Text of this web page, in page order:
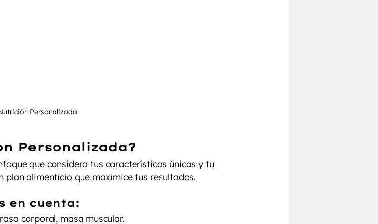
Personalizada
Personalizada?
que considera tus características únicas y tu
alimenticio que maximice tus resultados.
en cuenta:
corporal, masa muscular.